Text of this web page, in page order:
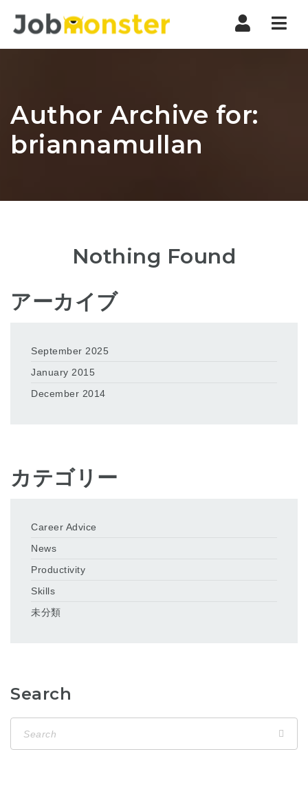
Author Archive for:
briannamullan
Nothing Found
アーカイブ
September 2025
January 2015
December 2014
カテゴリー
Career Advice
News
Productivity
Skills
未分類
Search